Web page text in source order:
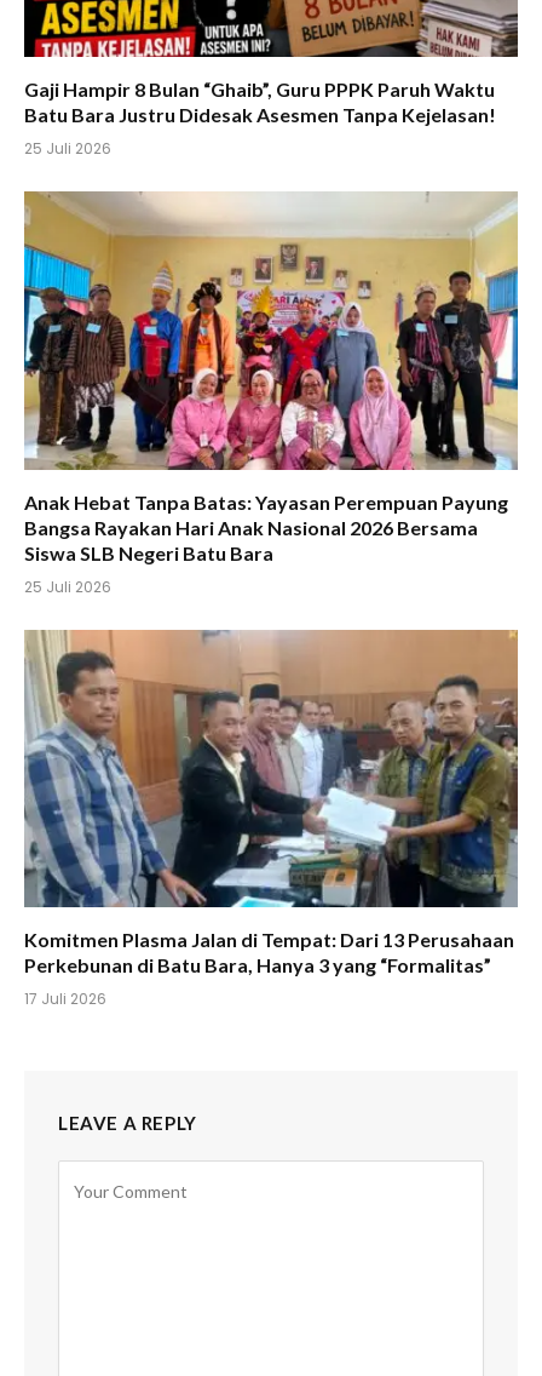
Gaji Hampir 8 Bulan “Ghaib”, Guru PPPK Paruh Waktu
Batu Bara Justru Didesak Asesmen Tanpa Kejelasan!
25 Juli 2026
Anak Hebat Tanpa Batas: Yayasan Perempuan Payung
Bangsa Rayakan Hari Anak Nasional 2026 Bersama
Siswa SLB Negeri Batu Bara
25 Juli 2026
Komitmen Plasma Jalan di Tempat: Dari 13 Perusahaan
Perkebunan di Batu Bara, Hanya 3 yang “Formalitas”
17 Juli 2026
LEAVE A REPLY